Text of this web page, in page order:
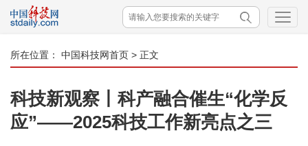
所在位置： 中国科技网首页 > 正文
科技新观察丨科产融合催生“化学反
应”——2025科技工作新亮点之三